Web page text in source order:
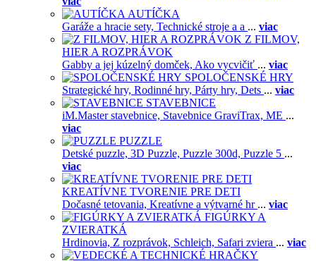
AUTÍČKA
Garáže a hracie sety, Technické stroje a a ... viac
Z FILMOV,
HIER A ROZPRÁVOK
Gabby a jej kúzelný domček, Ako vycvičiť ... viac
SPOLOČENSKÉ HRY
Strategické hry, Rodinné hry, Párty hry, Dets ... viac
STAVEBNICE
iM.Master stavebnice, Stavebnice GraviTrax, ME ...
viac
PUZZLE
Detské puzzle, 3D Puzzle, Puzzle 300d, Puzzle 5 ...
viac
KREATÍVNE TVORENIE PRE DETI
Dočasné tetovania, Kreatívne a výtvarné hr ... viac
FIGÚRKY A
ZVIERATKÁ
Hrdinovia, Z rozprávok, Schleich, Safari zviera ... viac